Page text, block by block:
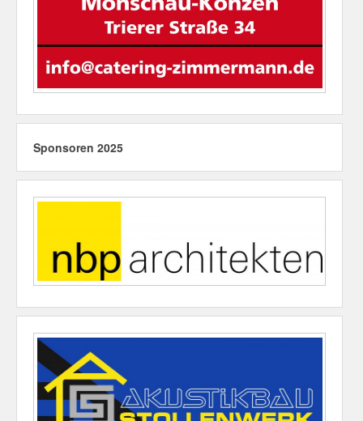
Sponsoren 2025